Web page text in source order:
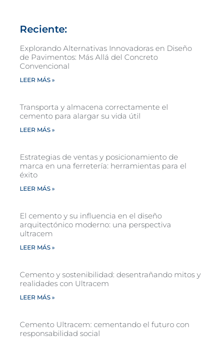
Reciente:
Explorando Alternativas Innovadoras en Diseño
de Pavimentos: Más Allá del Concreto
Convencional
LEER MÁS »
Transporta y almacena correctamente el
cemento para alargar su vida útil
LEER MÁS »
Estrategias de ventas y posicionamiento de
marca en una ferretería: herramientas para el
éxito
LEER MÁS »
El cemento y su influencia en el diseño
arquitectónico moderno: una perspectiva
ultracem
LEER MÁS »
Cemento y sostenibilidad: desentrañando mitos y
realidades con Ultracem
LEER MÁS »
Cemento Ultracem: cementando el futuro con
responsabilidad social